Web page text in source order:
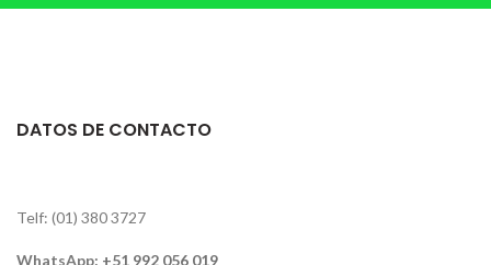
DATOS DE CONTACTO
Telf: (01) 380 3727
WhatsApp: +51 992 056 019